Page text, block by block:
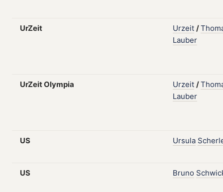
UrZeit Urzeit /
Lauber
UrZeit Olympia Urzeit /
Lauber
US Ursula
US Bruno